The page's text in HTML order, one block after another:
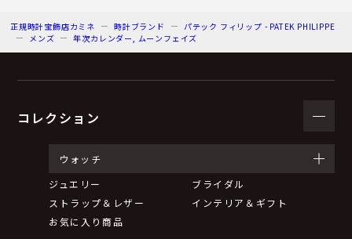
正規時計宝飾店カミネ 時計ブランド
パテック フィリップ - PATEK PHILIPPE
メンズ
年次カレンダー, ムーンフェイズ
コレクション
ウォッチ
ジュエリー
ブライダル
ストラップ＆レザー
インテリア＆ギフト
お気に入り商品